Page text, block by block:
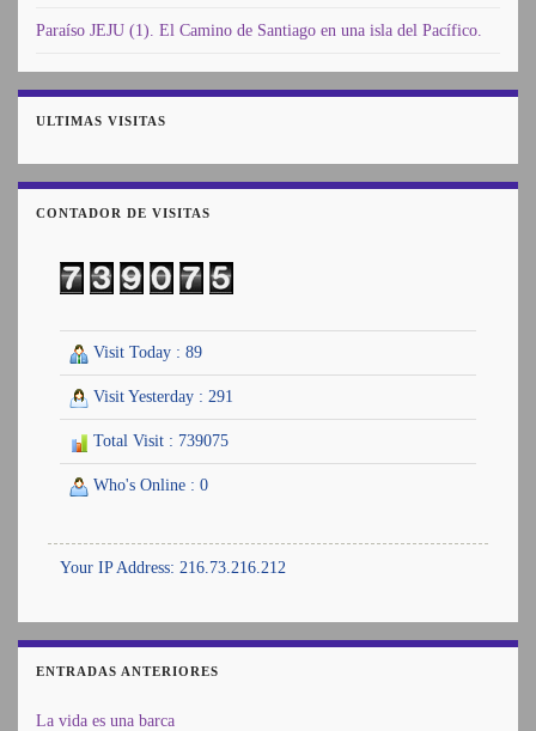
Paraíso JEJU (1). El Camino de Santiago en una isla del Pacífico.
ULTIMAS VISITAS
CONTADOR DE VISITAS
Visit Today : 89
Visit Yesterday : 291
Total Visit : 739075
Who's Online : 0
Your IP Address: 216.73.216.212
ENTRADAS ANTERIORES
La vida es una barca